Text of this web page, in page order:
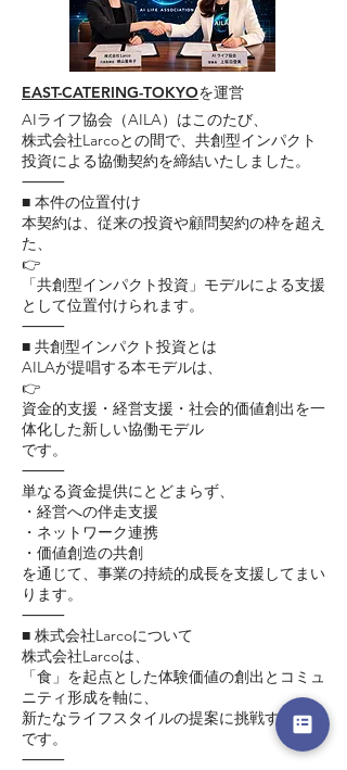
EAST-CATERING-TOKYOを運営
AIライフ協会（AILA）はこのたび、
株式会社Larcoとの間で、共創型インパクト
投資による協働契約を締結いたしました。
⸻
■ 本件の位置付け
本契約は、従来の投資や顧問契約の枠を超え
た、
👉
「共創型インパクト投資」モデルによる支援
として位置付けられます。
⸻
■ 共創型インパクト投資とは
AILAが提唱する本モデルは、
👉
資金的支援・経営支援・社会的価値創出を一
体化した新しい協働モデル
です。
⸻
単なる資金提供にとどまらず、
・経営への伴走支援
・ネットワーク連携
・価値創造の共創
を通じて、事業の持続的成長を支援してまい
ります。
⸻
■ 株式会社Larcoについて
株式会社Larcoは、
「食」を起点とした体験価値の創出とコミュ
ニティ形成を軸に、
新たなライフスタイルの提案に挑戦する企業
です。
⸻